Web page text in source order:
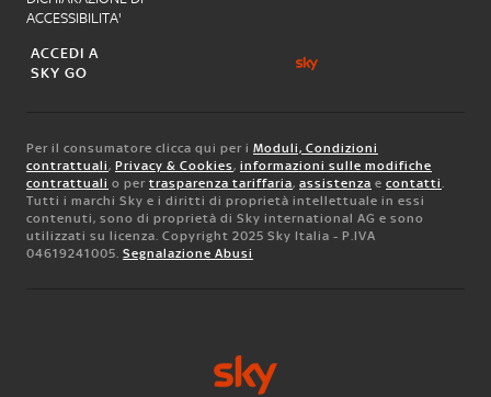
ACCESSIBILITA'
ACCEDI A
SKY GO
Per il consumatore clicca qui per i Moduli, Condizioni
contrattuali, Privacy & Cookies, informazioni sulle modifiche
contrattuali o per trasparenza tariffaria, assistenza e contatti.
Tutti i marchi Sky e i diritti di proprietà intellettuale in essi
contenuti, sono di proprietà di Sky international AG e sono
utilizzati su licenza. Copyright 2025 Sky Italia - P.IVA
04619241005. Segnalazione Abusi